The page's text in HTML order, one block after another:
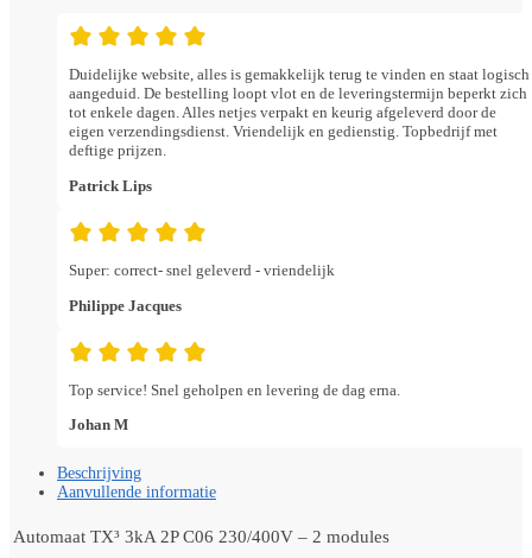
Duidelijke website, alles is gemakkelijk terug te vinden en staat logisch
aangeduid. De bestelling loopt vlot en de leveringstermijn beperkt zich
tot enkele dagen. Alles netjes verpakt en keurig afgeleverd door de
eigen verzendingsdienst. Vriendelijk en gedienstig. Topbedrijf met
deftige prijzen.
Patrick Lips
Super: correct- snel geleverd - vriendelijk
Philippe Jacques
Top service! Snel geholpen en levering de dag erna.
Johan M
Beschrijving
Aanvullende informatie
Automaat TX³ 3kA 2P C06 230/400V – 2 modules